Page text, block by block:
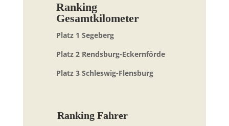
Ranking
Gesamtkilometer
Platz 1 Segeberg
Platz 2 Rendsburg-Eckernförde
Platz 3 Schleswig-Flensburg
Ranking Fahrer